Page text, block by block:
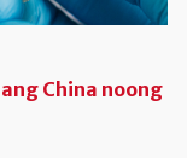
China noong